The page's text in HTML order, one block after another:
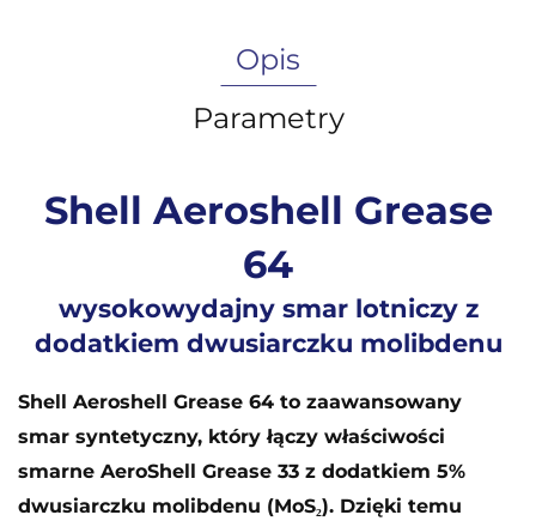
Opis
Parametry
Shell Aeroshell Grease
64
wysokowydajny smar lotniczy z
dodatkiem dwusiarczku molibdenu
Shell Aeroshell Grease 64 to zaawansowany
smar syntetyczny, który łączy właściwości
smarne AeroShell Grease 33 z dodatkiem 5%
dwusiarczku molibdenu (MoS₂). Dzięki temu